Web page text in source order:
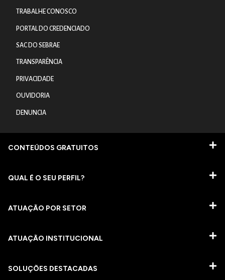
TRABALHE CONOSCO
PORTAL DO CREDENCIADO
SAC DO SEBRAE
TRANSPARÊNCIA
PRIVACIDADE
OUVIDORIA
DENUNCIA
CONTEÚDOS GRATUITOS
QUAL É O SEU PERFIL?
ATUAÇÃO POR SETOR
ATUAÇÃO INSTITUCIONAL
SOLUÇÕES DESTACADAS